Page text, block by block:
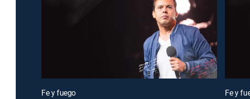
Fe y fuego Fe y